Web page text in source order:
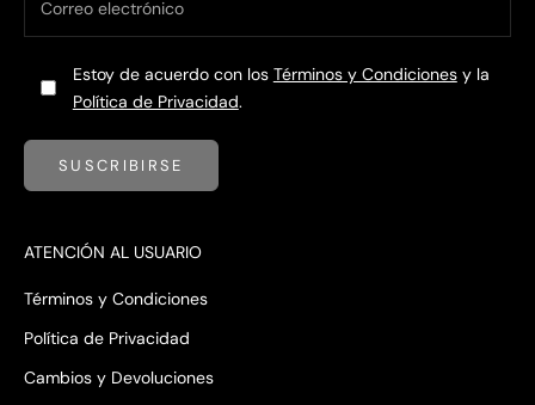
Estoy de acuerdo con los Términos y Condicionesy la
Política de Privacidad.
SUSCRIBIRSE
ATENCIÓN AL USUARIO
Términos y Condiciones
Política de Privacidad
Cambios y Devoluciones